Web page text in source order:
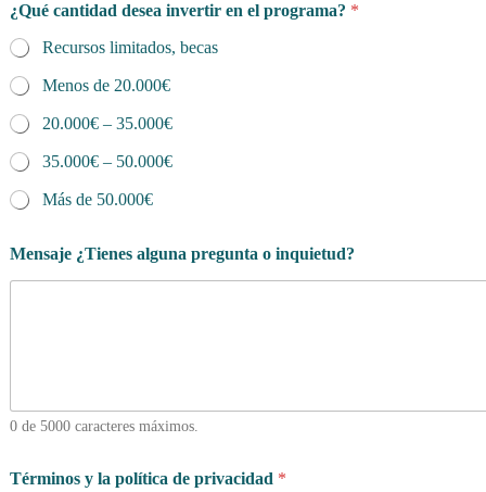
¿Qué cantidad desea invertir en el programa? *
Recursos limitados, becas
Menos de 20.000€
20.000€ – 35.000€
35.000€ – 50.000€
Más de 50.000€
Mensaje ¿Tienes alguna pregunta o inquietud?
0 de 5000 caracteres máximos.
Términos y la política de privacidad *